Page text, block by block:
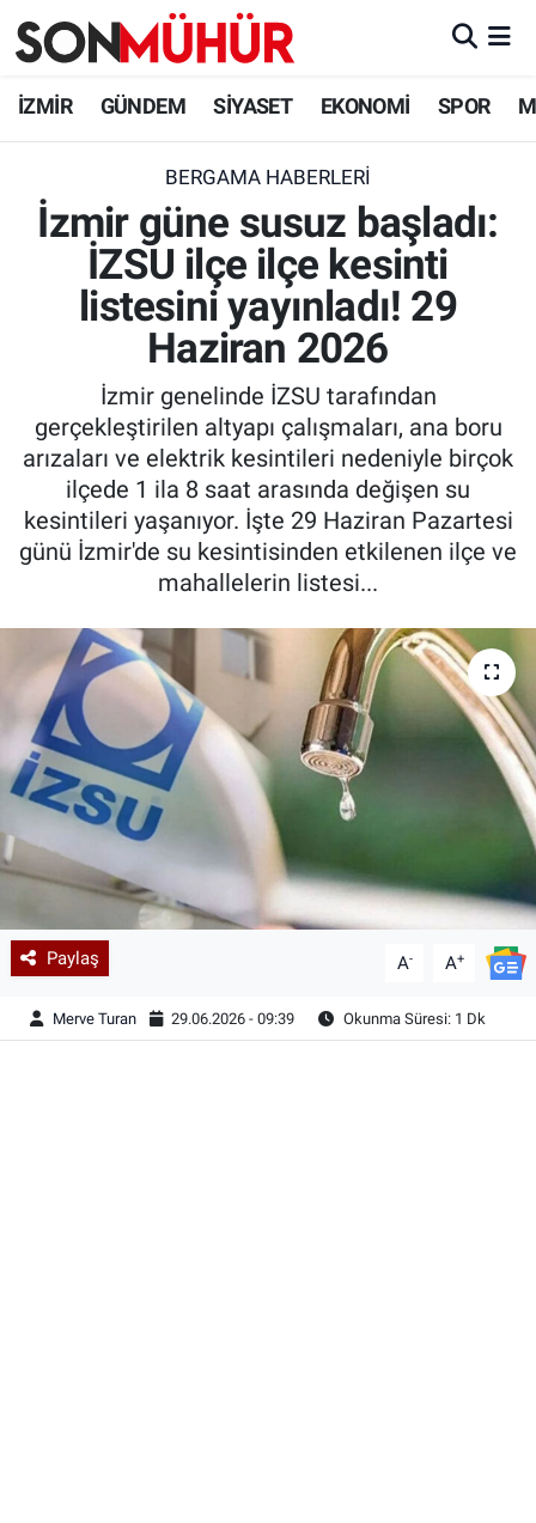
İZMİR GÜNDEM SİYASET EKONOMİ SPOR
BERGAMA HABERLERI
İzmir güne susuz başladı:
İZSU ilçe ilçe kesinti
listesini yayınladı! 29
Haziran 2026
İzmir genelinde İZSU tarafından
gerçekleştirilen altyapı çalışmaları, ana boru
arızaları ve elektrik kesintileri nedeniyle birçok
ilçede 1 ila 8 saat arasında değişen su
kesintileri yaşanıyor. İşte 29 Haziran Pazartesi
günü İzmir'de su kesintisinden etkilenen ilçe ve
mahallelerin listesi...
Paylaş A- A+
Merve Turan 29.06.2026 - 09:39 Okunma Süresi: 1 Dk
İzmir Nöbetçi Eczaneler
İzmir Namaz Vakitleri
İzmir Trafik Yoğunluk Haritası
Süper Lig Puan Durumu ve Fikstür
Tüm Manşetler
Son Dakika Haberleri
Haber Arşivi